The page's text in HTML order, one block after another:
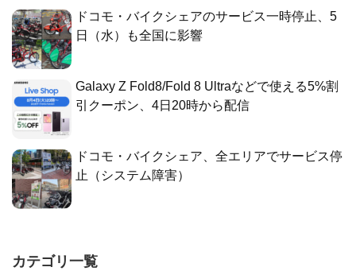
ドコモ・バイクシェアのサービス一時停止、5
日（水）も全国に影響
Galaxy Z Fold8/Fold 8 Ultraなどで使える5%割
引クーポン、4日20時から配信
ドコモ・バイクシェア、全エリアでサービス停
止（システム障害）
カテゴリ一覧